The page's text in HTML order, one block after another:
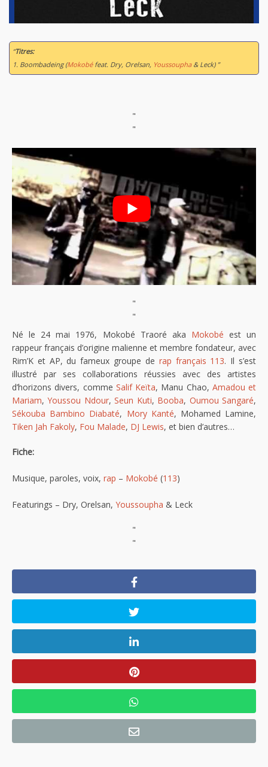
“Titres:
1. Boombadeing (Mokobéfeat. Dry, Orelsan, Youssoupha& Leck) ”
"
"
"
"
Né le 24 mai 1976, Mokobé Traoré aka Mokobé est un
rappeur français d’origine malienne et membre fondateur, avec
Rim’K et AP, du fameux groupe de rap français 113. Il s’est
illustré par ses collaborations réussies avec des artistes
d’horizons divers, comme Salif Keïta, Manu Chao, Amadou et
Mariam,Youssou Ndour,Seun Kuti, Booba, Oumou Sangaré,
Sékouba Bambino Diabaté, Mory Kanté, Mohamed Lamine,
Tiken Jah Fakoly, Fou Malade, DJ Lewis, et bien d’autres…
Fiche:
Musique, paroles, voix, rap – Mokobé (113)
Featurings – Dry, Orelsan, Youssoupha & Leck
"
"